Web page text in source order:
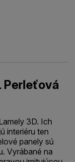
Perleťová
3D. Ich
interiéru ten
panely sú
Vyrábané na